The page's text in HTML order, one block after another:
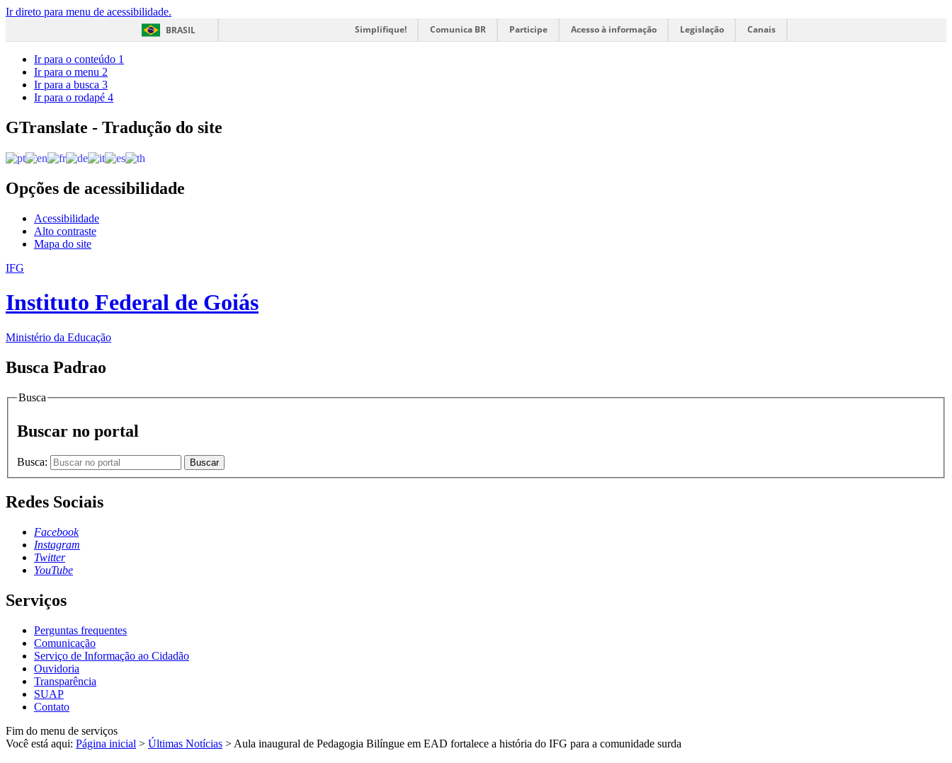
Ir direto para menu de acessibilidade.
BRASIL
Simplifique! Comunica BR Participe Acesso à informação Legislação Canais
Ir para o conteúdo 1
Ir para o menu 2
Ir para a busca 3
Ir para o rodapé 4
GTranslate - Tradução do site
Opções de acessibilidade
Acessibilidade
Alto contraste
Mapa do site
IFG
Instituto Federal de Goiás
Ministério da Educação
Busca Padrao
Busca
Buscar no portal
Busca: Buscar
Redes Sociais
Facebook
Instagram
Twitter
YouTube
Serviços
Perguntas frequentes
Comunicação
Serviço de Informação ao Cidadão
Ouvidoria
Transparência
SUAP
Contato
Fim do menu de serviços
Você está aqui: Página inicial > Últimas Notícias > Aula inaugural de Pedagogia Bilíngue em EAD fortalece a história do IFG para a comunidade surda